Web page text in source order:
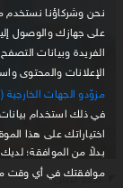
أخبار لبنان
نحن وشركاؤنا نستخدم
الفريدة وبيانات
الإعلانات والمحتوى
مزوّدو الجهات الخارجية (2)
في ذلك استخدام
اختياراتك على هذا
بدلاً من الموافقة؛
موافقتك في أي وقت